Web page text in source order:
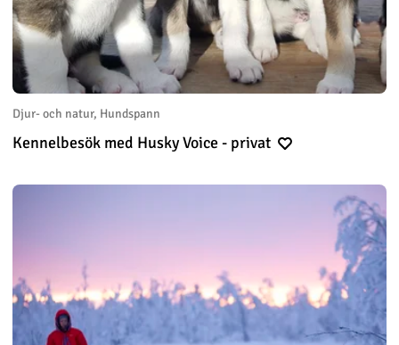
Djur- och natur, Hundspann
Kennelbesök med Husky Voice - privat